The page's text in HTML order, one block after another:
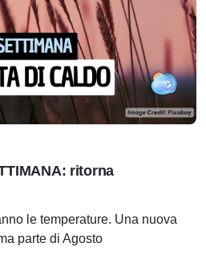
ritorna
le temperature. Una nuova
parte di Agosto